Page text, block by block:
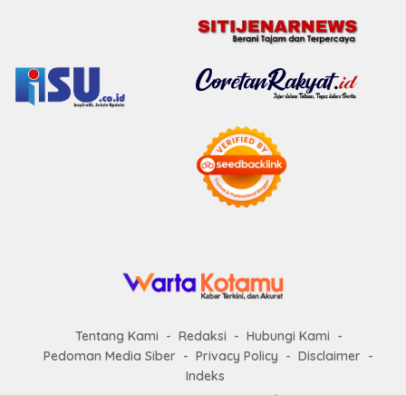
Tentang Kami Redaksi
Hubungi Kami
Pedoman Media Siber
Privacy Policy
Disclaimer
Indeks